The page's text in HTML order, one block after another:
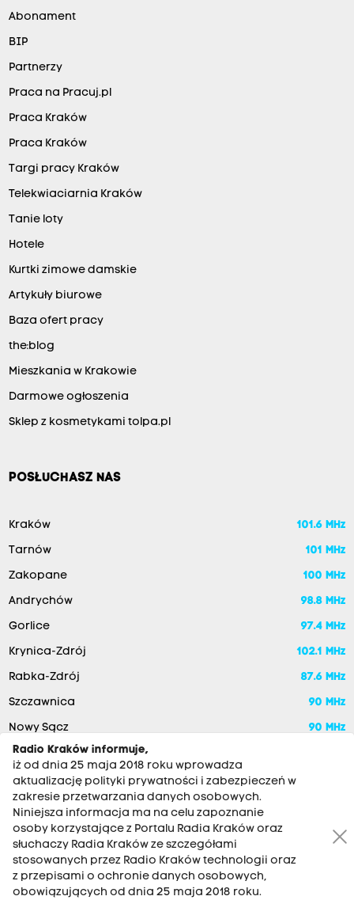
Abonament
BIP
Partnerzy
Praca na Pracuj.pl
Praca Kraków
Praca Kraków
Targi pracy Kraków
Telekwiaciarnia Kraków
Tanie loty
Hotele
Kurtki zimowe damskie
Artykuły biurowe
Baza ofert pracy
the:blog
Mieszkania w Krakowie
Darmowe ogłoszenia
Sklep z kosmetykami tolpa.pl
POSŁUCHASZ NAS
Kraków 101.6 MHz
Tarnów 101 MHz
Zakopane 100 MHz
Andrychów 98.8 MHz
Gorlice 97.4 MHz
Krynica-Zdrój 102.1 MHz
Rabka-Zdrój 87.6 MHz
Szczawnica 90 MHz
Nowy Sącz 90 MHz
RADIO KRAKÓW SA. Aleja Juliusza Słowackiego 22, 30-007
Kraków
Radio Kraków informuje,
iż od dnia 25 maja 2018 roku wprowadza
aktualizację polityki prywatności i zabezpieczeń w
zakresie przetwarzania danych osobowych.
Niniejsza informacja ma na celu zapoznanie
osoby korzystające z Portalu Radia Kraków oraz
słuchaczy Radia Kraków ze szczegółami
stosowanych przez Radio Kraków technologii oraz
z przepisami o ochronie danych osobowych,
obowiązujących od dnia 25 maja 2018 roku.